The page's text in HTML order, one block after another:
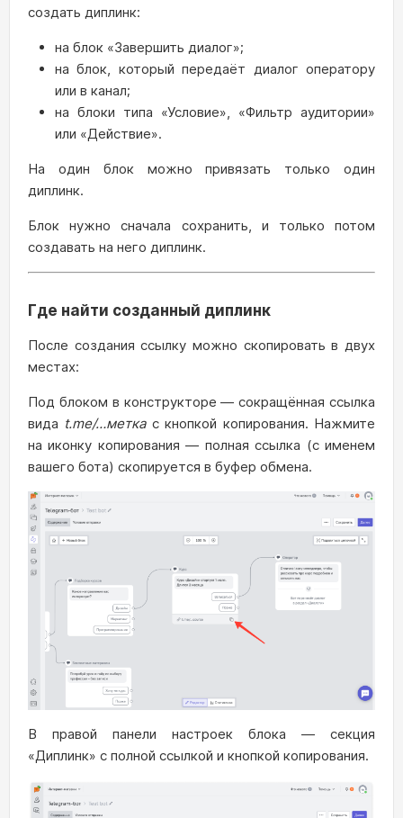
создать диплинк:
на блок «Завершить диалог»;
на блок, который передаёт диалог оператору
или в канал;
на блоки типа «Условие», «Фильтр аудитории»
или «Действие».
На один блок можно привязать только один
диплинк.
Блок нужно сначала сохранить, и только потом
создавать на него диплинк.
Где найти созданный диплинк
После создания ссылку можно скопировать в двух
местах:
Под блоком в конструкторе — сокращённая ссылка
вида t.me/…меткас кнопкой копирования. Нажмите
на иконку копирования — полная ссылка (с именем
вашего бота) скопируется в буфер обмена.
В правой панели настроек блока — секция
«Диплинк» с полной ссылкой и кнопкой копирования.